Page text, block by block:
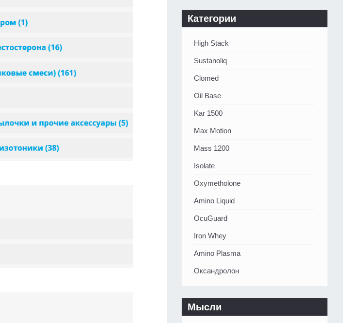
Категории
High Stack
Sustanoliq
Clomed
Oil Base
Kar 1500
Max Motion
Mass 1200
Isolate
Oxymetholone
Amino Liquid
OcuGuard
Iron Whey
Amino Plasma
Оксандролон
Мысли